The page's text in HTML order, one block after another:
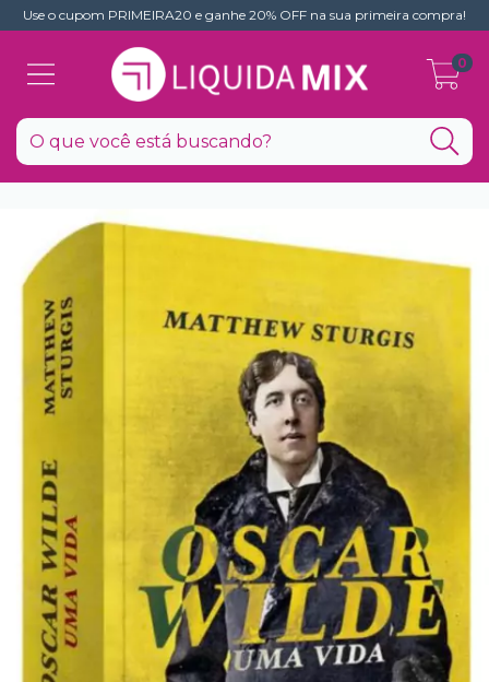
Use o cupom PRIMEIRA20 e ganhe 20% OFF na sua primeira compra!
0